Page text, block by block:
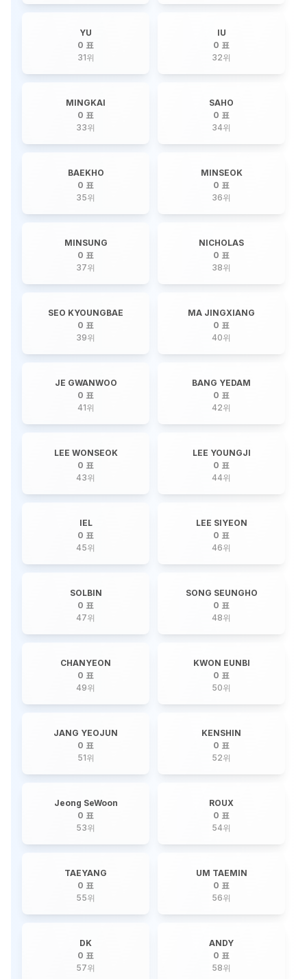
YU
0 표
31위
IU
0 표
32위
MINGKAI
0 표
33위
SAHO
0 표
34위
BAEKHO
0 표
35위
MINSEOK
0 표
36위
MINSUNG
0 표
37위
NICHOLAS
0 표
38위
SEO KYOUNGBAE
0 표
39위
MA JINGXIANG
0 표
40위
JE GWANWOO
0 표
41위
BANG YEDAM
0 표
42위
LEE WONSEOK
0 표
43위
LEE YOUNGJI
0 표
44위
IEL
0 표
45위
LEE SIYEON
0 표
46위
SOLBIN
0 표
47위
SONG SEUNGHO
0 표
48위
CHANYEON
0 표
49위
KWON EUNBI
0 표
50위
JANG YEOJUN
0 표
51위
KENSHIN
0 표
52위
Jeong SeWoon
0 표
53위
ROUX
0 표
54위
TAEYANG
0 표
55위
UM TAEMIN
0 표
56위
DK
0 표
57위
ANDY
0 표
58위